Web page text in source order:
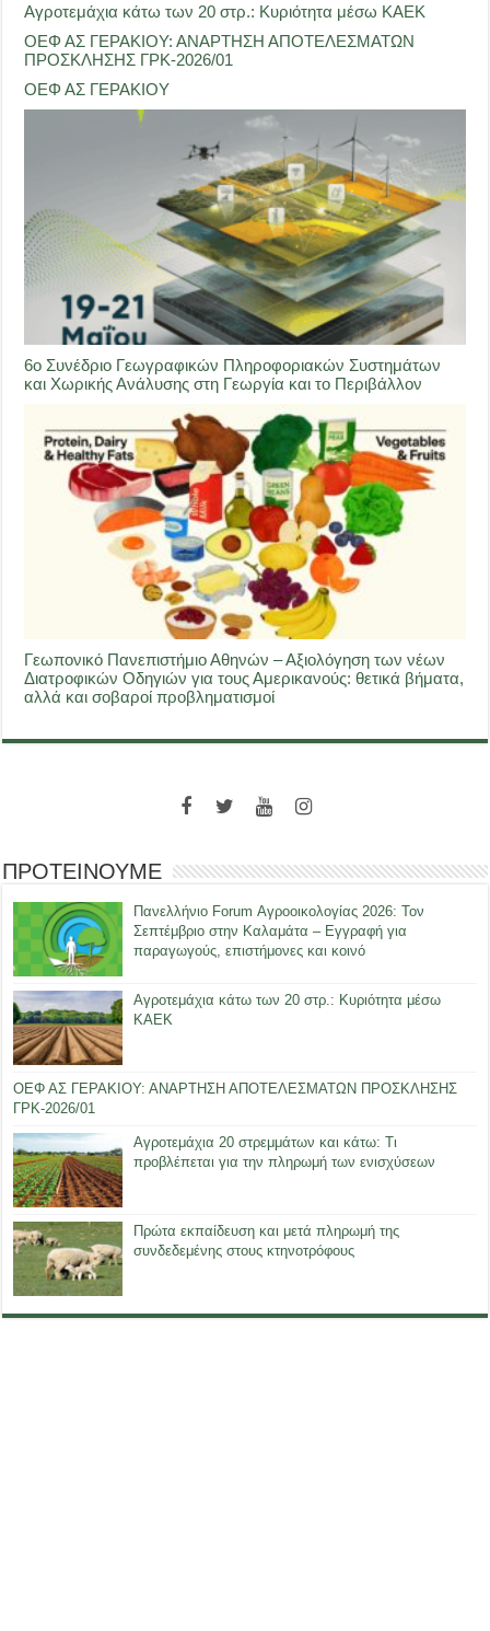
Αγροτεμάχια κάτω των 20 στρ.: Κυριότητα μέσω ΚΑΕΚ
ΟΕΦ ΑΣ ΓΕΡΑΚΙΟΥ: ΑΝΑΡΤΗΣΗ ΑΠΟΤΕΛΕΣΜΑΤΩΝ
ΠΡΟΣΚΛΗΣΗΣ ΓΡΚ-2026/01
ΟΕΦ ΑΣ ΓΕΡΑΚΙΟΥ
6ο Συνέδριο Γεωγραφικών Πληροφοριακών Συστημάτων
και Χωρικής Ανάλυσης στη Γεωργία και το Περιβάλλον
Γεωπονικό Πανεπιστήμιο Αθηνών – Αξιολόγηση των νέων
Διατροφικών Οδηγιών για τους Αμερικανούς: θετικά βήματα,
αλλά και σοβαροί προβληματισμοί
ΠΡΟΤΕΙΝΟΥΜΕ
Πανελλήνιο Forum Αγροοικολογίας 2026: Τον
Σεπτέμβριο στην Καλαμάτα – Εγγραφή για
παραγωγούς, επιστήμονες και κοινό
Αγροτεμάχια κάτω των 20 στρ.: Κυριότητα μέσω
ΚΑΕΚ
ΟΕΦ ΑΣ ΓΕΡΑΚΙΟΥ: ΑΝΑΡΤΗΣΗ ΑΠΟΤΕΛΕΣΜΑΤΩΝ ΠΡΟΣΚΛΗΣΗΣ
ΓΡΚ-2026/01
Αγροτεμάχια 20 στρεμμάτων και κάτω: Τι
προβλέπεται για την πληρωμή των ενισχύσεων
Πρώτα εκπαίδευση και μετά πληρωμή της
συνδεδεμένης στους κτηνοτρόφους